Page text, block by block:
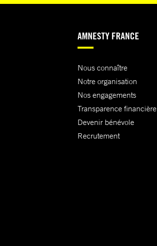
AMNESTY FRANCE
Nous connaître
Notre organisation
Nos engagements
Transparence financière
Devenir bénévole
Recrutement